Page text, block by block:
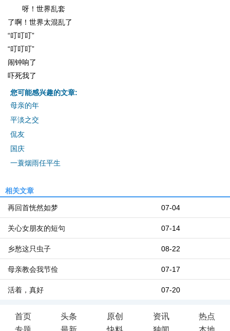
呀！世界乱套
了啊！世界太混乱了
“叮叮叮”
“叮叮叮”
闹钟响了
吓死我了
您可能感兴趣的文章:
母亲的年
平淡之交
侃友
国庆
一蓑烟雨任平生
相关文章
07-04
再回首恍然如梦
07-14
关心女朋友的短句
08-22
乡愁这只虫子
07-17
母亲教会我节俭
07-20
活着，真好
首页 头条 原创 资讯
热点